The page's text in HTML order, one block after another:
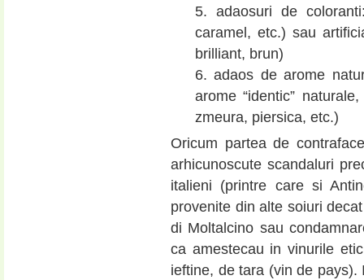
5. adaosuri de
caramel, etc.) sau
brilliant, brun)
6. adaos de arome
arome “identic”
zmeura, piersica, etc.)
Oricum partea de
arhicunoscute scandaluri
italieni (printre care si
provenite din alte soiuri
di Moltalcino sau
ca amestecau in vinurile
ieftine, de tara (vin de pays).